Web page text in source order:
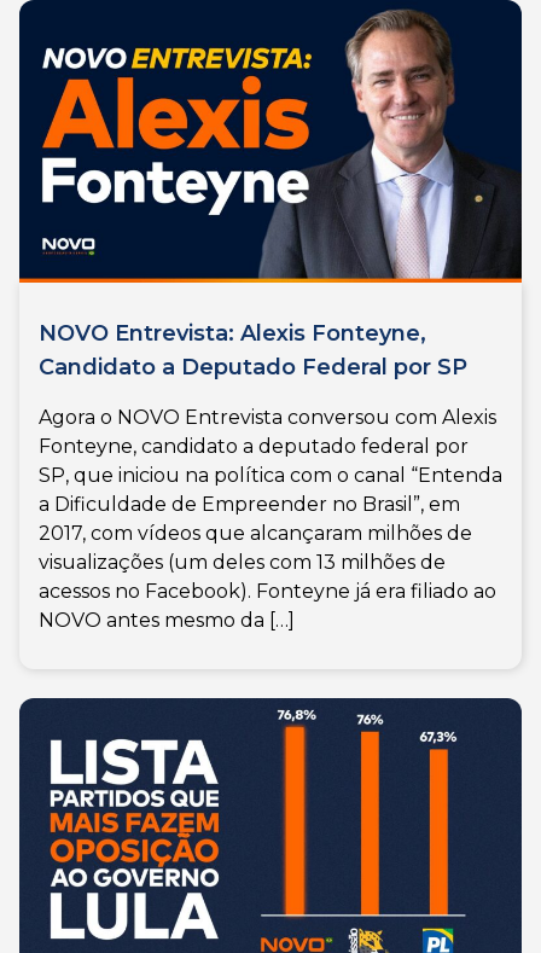
NOVO Entrevista: Alexis Fonteyne,
Candidato a Deputado Federal por SP
Agora o NOVO Entrevista conversou com Alexis
Fonteyne, candidato a deputado federal por
SP, que iniciou na política com o canal “Entenda
a Dificuldade de Empreender no Brasil”, em
2017, com vídeos que alcançaram milhões de
visualizações (um deles com 13 milhões de
acessos no Facebook). Fonteyne já era filiado ao
NOVO antes mesmo da […]